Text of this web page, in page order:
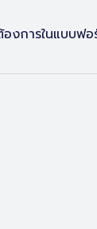
การในแบบฟอ